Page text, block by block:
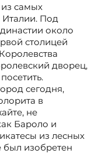
самых
Италии. Под
около
столицей
дворец,
сегодня,
в
не
Бароло и
из лесных
был изобретен